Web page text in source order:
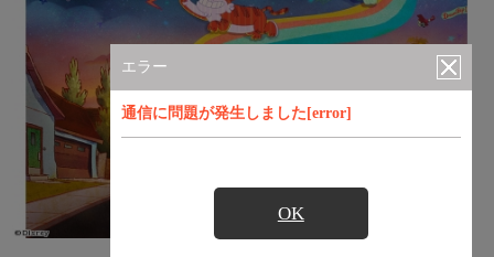
エラー
通信に問題が発生しました[error]
OK